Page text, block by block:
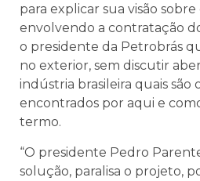
para explicar sua visão
envolvendo a contratação
o presidente da Petrobrás
no exterior, sem discutir
indústria brasileira quais são
encontrados por aqui e
termo.
“O presidente Pedro
solução, paralisa o projeto,